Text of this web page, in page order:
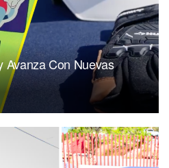
Avanza Con Nuevas